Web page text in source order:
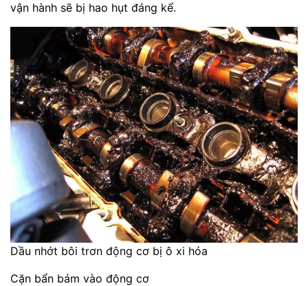
vận hành sẽ bị hao hụt đáng kể.
Dầu nhớt bôi trơn động cơ bị ô xi hóa
Cặn bẩn bám vào động cơ